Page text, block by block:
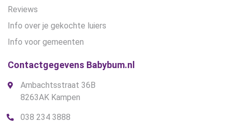
Reviews
Info over je gekochte luiers
Info voor gemeenten
Contactgegevens Babybum.nl
Ambachtsstraat 36B
8263AK Kampen
038 234 3888